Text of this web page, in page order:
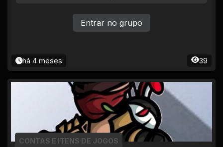
há 4 meses 39
Entrar no grupo
CONTAS E ITENS DE JOGOS